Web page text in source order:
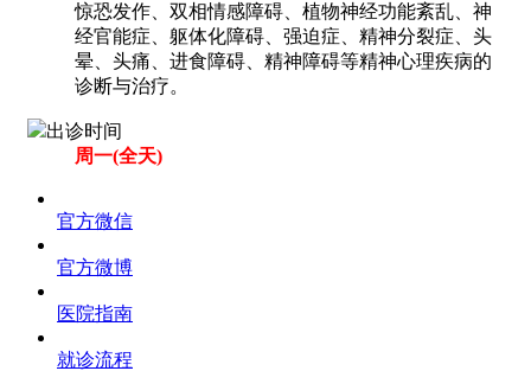
惊恐发作、双相情感障碍、植物神经功能紊乱、神
经官能症、躯体化障碍、强迫症、精神分裂症、头
晕、头痛、进食障碍、精神障碍等精神心理疾病的
诊断与治疗。
出诊时间
周一(全天)
官方微信
官方微博
医院指南
就诊流程